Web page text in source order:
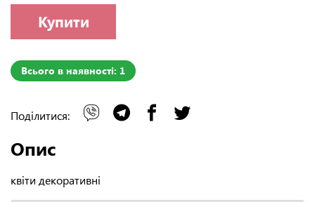
Купити
Всього в наявності: 1
Поділитися:
Опис
квіти декоративні